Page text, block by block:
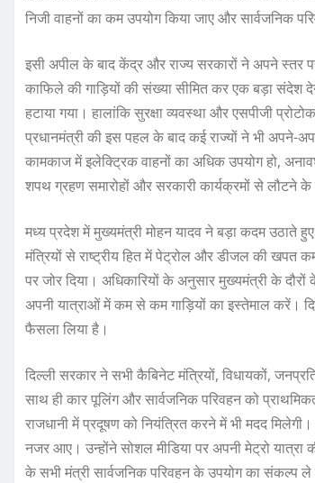
निजी वाहनों का कम उपयोग किया जाए और सार्वजनिक
इसी अपील के बाद केंद्र और राज्य सरकारों ने अपने
काफिले की गाड़ियों की संख्या सीमित कर एक बड़ा संदेश
हटाया गया। हालांकि सुरक्षा व्यवस्था और एसपीजी
प्रधानमंत्री की इस पहल के बाद कई राज्यों ने भी अपने-
कामकाज में इलेक्ट्रिक वाहनों का अधिक उपयोग हो,
शपथ ग्रहण समारोहों और सरकारी कार्यक्रमों से लौटने
मध्य प्रदेश में मुख्यमंत्री मोहन यादव ने बड़ा कदम उठाते
मंत्रियों से राष्ट्रीय हित में पेट्रोल और डीजल की खपत
पर जोर दिया। अधिकारियों के अनुसार मुख्यमंत्री के दौरों
अपनी यात्राओं में कम से कम गाड़ियों का इस्तेमाल करें।
फैसला लिया है।
दिल्ली सरकार ने सभी कैबिनेट मंत्रियों, विधायकों,
साथ ही कार पूलिंग और सार्वजनिक परिवहन को
राजधानी में प्रदूषण को नियंत्रित करने में भी मदद
नजर आए। उन्होंने सोशल मीडिया पर अपनी मेट्रो यात्रा
के सभी मंत्री सार्वजनिक परिवहन के उपयोग का संकल्प